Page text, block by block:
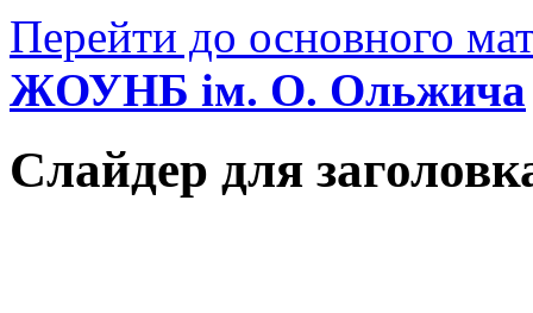
Перейти до основного
ЖОУНБ ім. О. Ольжича
Слайдер для